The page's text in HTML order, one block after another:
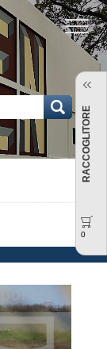
RACCOGLITORE
0